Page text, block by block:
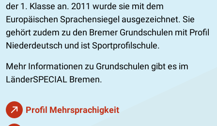
der 1. Klasse an. 2011 wurde sie mit dem
Europäischen Sprachensiegel ausgezeichnet. Sie
gehört zudem zu den Bremer Grundschulen mit Profil
Niederdeutsch und ist Sportprofilschule.
Mehr Informationen zu Grundschulen gibt es im
LänderSPECIAL Bremen.
Profil Mehrsprachigkeit